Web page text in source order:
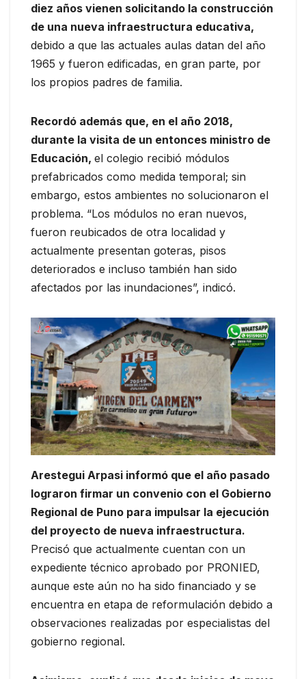
diez años vienen solicitando la construcción
de una nueva infraestructura educativa,
debido a que las actuales aulas datan del año
1965 y fueron edificadas, en gran parte, por
los propios padres de familia.
Recordó además que, en el año 2018,
durante la visita de un entonces ministro de
Educación, el colegio recibió módulos
prefabricados como medida temporal; sin
embargo, estos ambientes no solucionaron el
problema. “Los módulos no eran nuevos,
fueron reubicados de otra localidad y
actualmente presentan goteras, pisos
deteriorados e incluso también han sido
afectados por las inundaciones”, indicó.
Arestegui Arpasi informó que el año pasado
lograron firmar un convenio con el Gobierno
Regional de Puno para impulsar la ejecución
del proyecto de nueva infraestructura.
Precisó que actualmente cuentan con un
expediente técnico aprobado por PRONIED,
aunque este aún no ha sido financiado y se
encuentra en etapa de reformulación debido a
observaciones realizadas por especialistas del
gobierno regional.